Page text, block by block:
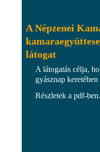
A Népzenei
látogat
A látogatás célja,
gyásznap
Részletek a pdf-ben.